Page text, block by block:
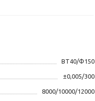
BT40/Ф150
±0,005/300
8000/10000/12000